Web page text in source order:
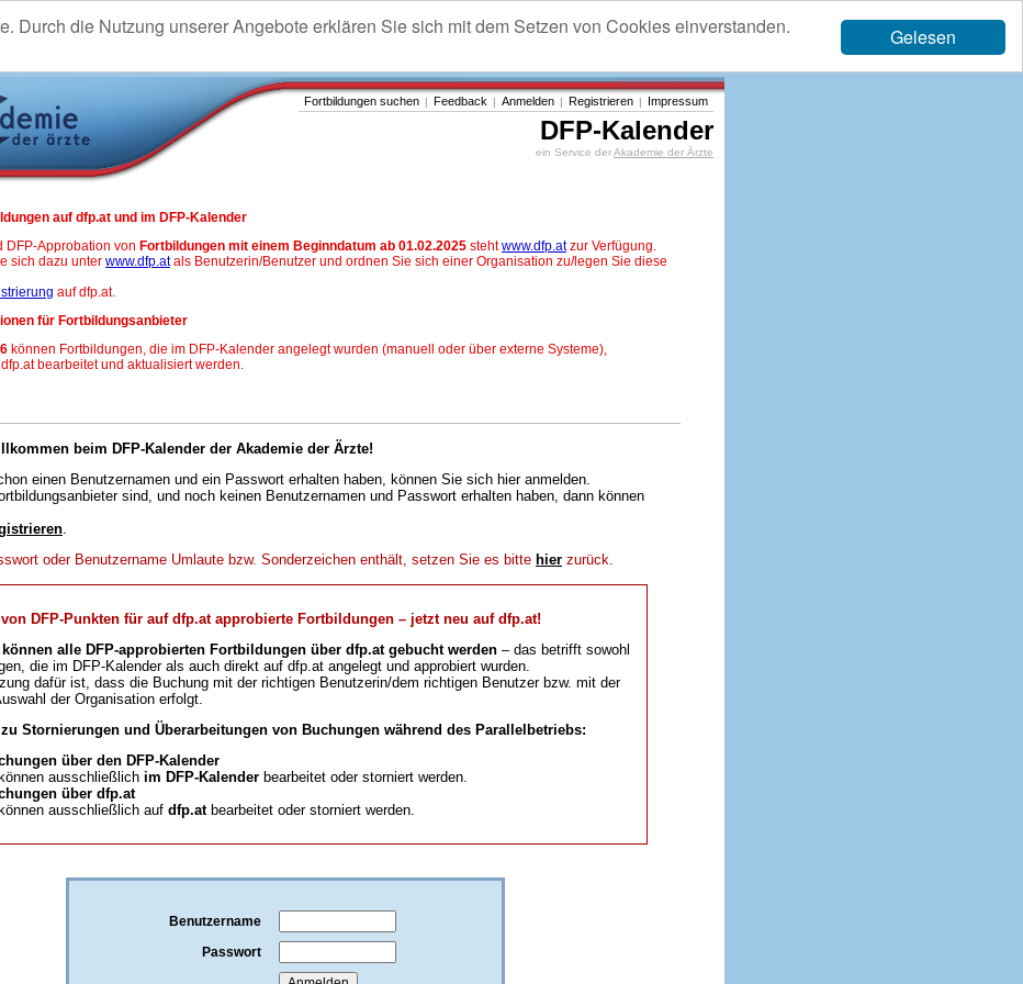
Gelesen
Durch die Nutzung unserer Angebote erklären Sie sich mit dem Setzen von Cookies einverstanden.
Fortbildungen suchen | Feedback | Anmelden | Registrieren | Impressum
DFP-Kalender
ein Service derAkademie der Ärzte
auf dfp.at und im DFP-Kalender
DFP-Approbation von Fortbildungen mit einem Beginndatum ab 01.02.2025 stehtwww.dfp.atzur Verfügung.
sich dazu unter www.dfp.atals Benutzerin/Benutzer und ordnen Sie sich einer Organisation zu/legen Sie diese
auf dfp.at.
für Fortbildungsanbieter
können Fortbildungen, die im DFP-Kalender angelegt wurden (manuell oder über externe Systeme),
bearbeitet und aktualisiert werden.
beim DFP-Kalender der Akademie der Ärzte!
einen Benutzernamen und ein Passwort erhalten haben, können Sie sich hier anmelden.
sind, und noch keinen Benutzernamen und Passwort erhalten haben, dann können
.
oder Benutzername Umlaute bzw. Sonderzeichen enthält, setzen Sie es bitte hier zurück.
DFP-Punkten für auf dfp.at approbierte Fortbildungen – jetzt neu auf dfp.at!
alle DFP-approbierten Fortbildungen über dfp.at gebucht werden – das betrifft sowohl
die im DFP-Kalender als auch direkt auf dfp.at angelegt und approbiert wurden.
dafür ist, dass die Buchung mit der richtigen Benutzerin/dem richtigen Benutzer bzw. mit der
der Organisation erfolgt.
Stornierungen und Überarbeitungen von Buchungen während des Parallelbetriebs:
über den DFP-Kalender
ausschließlich im DFP-Kalender bearbeitet oder storniert werden.
über dfp.at
ausschließlich auf dfp.atbearbeitet oder storniert werden.
Benutzername
Passwort